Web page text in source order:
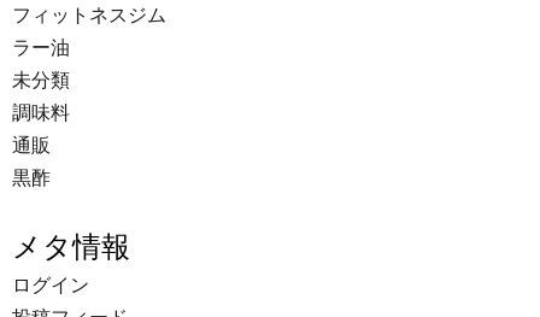
フィットネスジム
ラー油
未分類
調味料
通販
黒酢
メタ情報
ログイン